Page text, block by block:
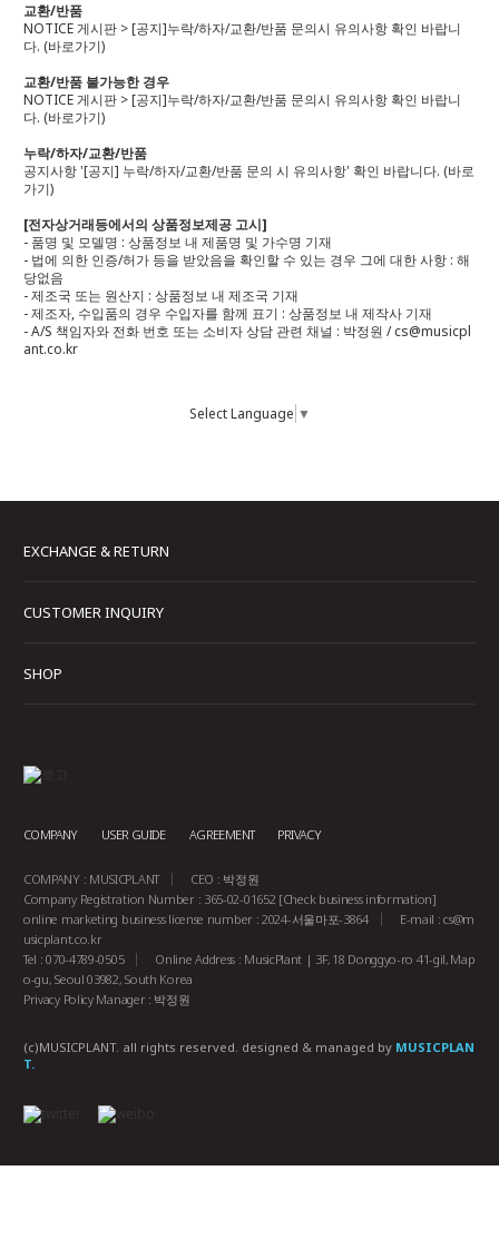
교환/반품
NOTICE 게시판 > [공지]누락/하자/교환/반품 문의시 유의사항 확인 바랍니
다. (바로가기)
교환/반품 불가능한 경우
NOTICE 게시판 > [공지]누락/하자/교환/반품 문의시 유의사항 확인 바랍니
다. (바로가기)
누락/하자/교환/반품
공지사항 '[공지] 누락/하자/교환/반품 문의 시 유의사항' 확인 바랍니다. (바로
가기)
[전자상거래등에서의 상품정보제공 고시]
- 품명 및 모델명 : 상품정보 내 제품명 및 가수명 기재
- 법에 의한 인증/허가 등을 받았음을 확인할 수 있는 경우 그에 대한 사항 : 해
당없음
- 제조국 또는 원산지 : 상품정보 내 제조국 기재
- 제조자, 수입품의 경우 수입자를 함께 표기 : 상품정보 내 제작사 기재
- A/S 책임자와 전화 번호 또는 소비자 상담 관련 채널 : 박정원 / cs@musicpl
ant.co.kr
Select Language ▼
EXCHANGE & RETURN
CUSTOMER INQUIRY
SHOP
COMPANY USER GUIDE AGREEMENT PRIVACY
COMPANY : MUSICPLANT
CEO : 박정원
Company Registration Number : 365-02-01652 [Check business information]
online marketing business license number : 2024-서울마포-3864
E-mail :cs@m
usicplant.co.kr
Tel : 070-4789-0505
Online Address : MusicPlant | 3F, 18 Donggyo-ro 41-gil, Map
o-gu, Seoul 03982, South Korea
Privacy Policy Manager : 박정원
(c)MUSICPLANT. all rights reserved. designed & managed by MUSICPLAN
T.